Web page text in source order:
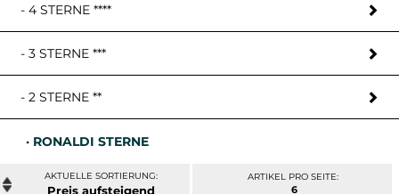
- 4 STERNE ****
- 3 STERNE ***
- 2 STERNE **
· RONALDI STERNE
Preis
ARTIKEL PRO SEITE:
6